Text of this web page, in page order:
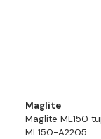
Maglite
Maglite ML150
ML150-A2205